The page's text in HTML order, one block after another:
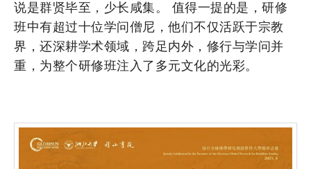
说是群贤毕至，少长咸集。 值得一提的是，研修
班中有超过十位学问僧尼，他们不仅活跃于宗教
界，还深耕学术领域，跨足内外，修行与学问并
重，为整个研修班注入了多元文化的光彩。